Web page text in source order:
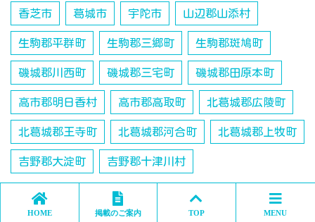
香芝市 葛城市 宇陀市 山辺郡山添村
生駒郡平群町 生駒郡三郷町 生駒郡斑鳩町
磯城郡川西町 磯城郡三宅町 磯城郡田原本町
高市郡明日香村 高市郡高取町 北葛城郡広陵町
北葛城郡王寺町 北葛城郡河合町 北葛城郡上牧町
吉野郡大淀町 吉野郡十津川村
HOME 掲載のご案内 TOP MENU